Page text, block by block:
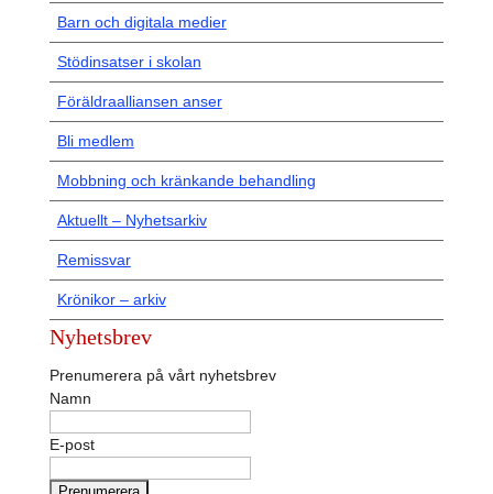
Barn och digitala medier
Stödinsatser i skolan
Föräldraalliansen anser
Bli medlem
Mobbning och kränkande behandling
Aktuellt – Nyhetsarkiv
Remissvar
Krönikor – arkiv
Nyhetsbrev
Prenumerera på vårt nyhetsbrev
Namn
E-post